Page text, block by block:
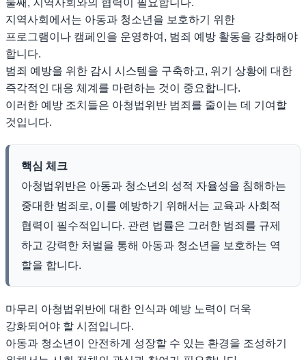
둘째, 지역사회와의 협력이 필요합니다.
지역사회에서는 아동과 청소년을 보호하기 위한
프로그램이나 캠페인을 운영하여, 범죄 예방 활동을 강화해야
합니다.
범죄 예방을 위한 감시 시스템을 구축하고, 위기 상황에 대한
즉각적인 대응 체계를 마련하는 것이 중요합니다.
이러한 예방 조치들은 아청법위반 범죄를 줄이는 데 기여할
것입니다.
핵심 체크
아청법위반은 아동과 청소년의 성적 자율성을 침해하는
중대한 범죄로, 이를 예방하기 위해서는 교육과 사회적
협력이 필수적입니다. 관련 법률은 그러한 범죄를 규제
하고 강력한 처벌을 통해 아동과 청소년을 보호하는 역
할을 합니다.
마무리 아청법위반에 대한 인식과 예방 노력이 더욱
강화되어야 할 시점입니다.
아동과 청소년이 안전하게 성장할 수 있는 환경을 조성하기